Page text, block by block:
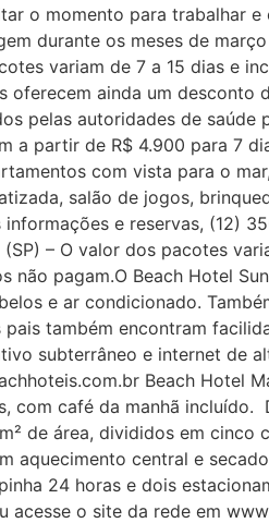
o momento para trabalhar
durante os meses de
variam de 7 a 15 dias e
ainda um desconto
pelas autoridades de saúde
a partir de R$ 4.900 para 7
com vista para o
salão de jogos,
e reservas, (12)
– O valor dos pacotes
não pagam.O Beach Hotel
e ar condicionado.
também encontram
subterrâneo e internet de
Beach Hotel
com café da manhã
de área, divididos em
aquecimento central e
24 horas e dois
acesse o site da rede em